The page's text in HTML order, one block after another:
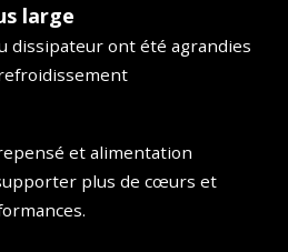
large
dissipateur ont été agrandies
et alimentation
plus de cœurs et